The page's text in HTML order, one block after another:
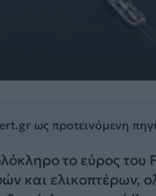
ως προτεινόμενη
το εύρος του
και ελικοπτέρων,